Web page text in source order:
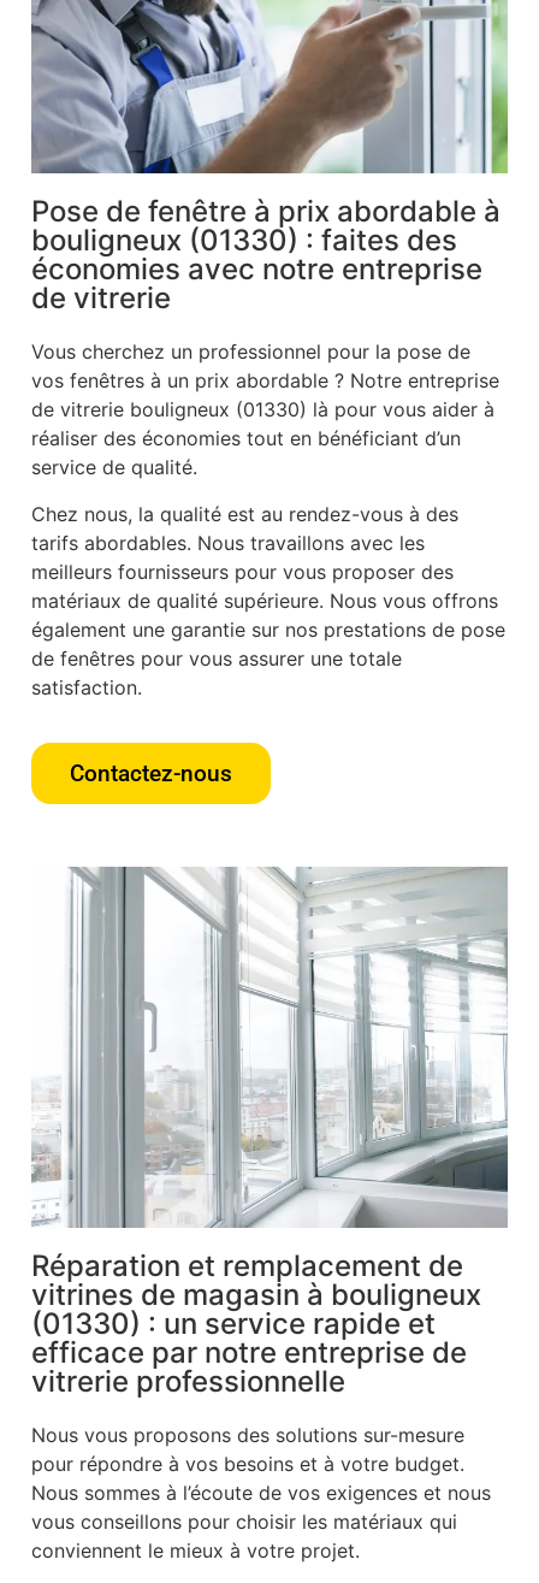
Pose de fenêtre à prix abordable à
bouligneux (01330) : faites des
économies avec notre entreprise
de vitrerie
Vous cherchez un professionnel pour la pose de
vos fenêtres à un prix abordable ? Notre entreprise
de vitrerie bouligneux (01330) là pour vous aider à
réaliser des économies tout en bénéficiant d’un
service de qualité.
Chez nous, la qualité est au rendez-vous à des
tarifs abordables. Nous travaillons avec les
meilleurs fournisseurs pour vous proposer des
matériaux de qualité supérieure. Nous vous offrons
également une garantie sur nos prestations de pose
de fenêtres pour vous assurer une totale
satisfaction.
Contactez-nous
Réparation et remplacement de
vitrines de magasin à bouligneux
(01330) : un service rapide et
efficace par notre entreprise de
vitrerie professionnelle
Nous vous proposons des solutions sur-mesure
pour répondre à vos besoins et à votre budget.
Nous sommes à l’écoute de vos exigences et nous
vous conseillons pour choisir les matériaux qui
conviennent le mieux à votre projet.